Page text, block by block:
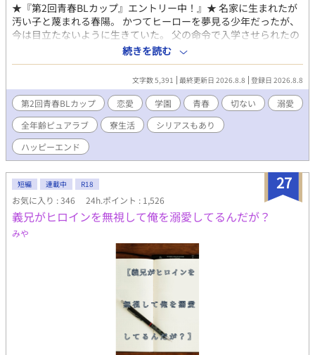
★『第2回青春BLカップ』エントリー中！』★ 名家に生まれたが
汚い子と蔑まれる春陽。 かつてヒーローを夢見る少年だったが、
今は目立たないように生きていた。 父の命令で入学させられたの
は、未来の日本を担う者だけが集う超エリート学園。 春陽に待っ
ていたのは、希望ではなく絶望だった。優秀な兄を神のように崇
拝し、春陽を心の底から憎む男、北蒼月がルームメイト兼世話係
に指名されたのだ。 ただ静かに卒業することだけを考えていた
が、蒼月からは強烈な拒絶を浴びせられる。 氷のように冷たい関
係から始まる二人だけの部屋。 しかし、この最悪の出会いが、春
陽の運命を大きく動かすことになる。 なぜ兄は、春陽を嫌う蒼月
を推薦したのか。 家の呪縛と兄の影から、春陽は抜け出すことが
できるのか。 じれじれピュアラブ学園生活は待ったなし！？ 犬猿
ローを夢見ていた男の子
続きを読む
文字数 5,391 最終更新日 2026.8.8 登録日 2026.8.8
第2回青春BLカップ 恋愛 学園 青春 切ない
溺愛
全年齢ピュアラブ
寮生活
シリアスもあり
ハッピーエンド
27
短編 連載中 R18
お気に入り : 346 24h.ポイント : 1,526
義兄がヒロインを無視して俺を溺愛してるんだが？
みや